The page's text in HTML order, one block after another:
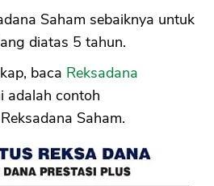
Saham sebaiknya untuk
diatas 5 tahun.
baca Reksadana
adalah contoh
Saham.